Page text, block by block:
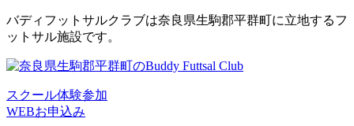
コ
ン
ン
へ
ス
バディフットサルクラブは奈良県生駒郡平群町に立地するフ
ットサル施設です。
スクール体験参加
WEBお申込み